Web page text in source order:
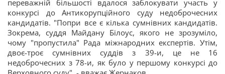
переважній більшості вдалося заблокувати участь у
конкурсі до Антикорупційного суду недоброчесних
кандидатів. "Попри все є кілька сумнівних кандидатів.
Зокрема, суддя Майдану Білоус, якого не зрозуміло,
чому "пропустила" Рада міжнародних експертів. Утім,
двоє-троє сумнівних суддів з 39-и, це не 16
недоброчесних з 78-и, як було у першому конкурсі до